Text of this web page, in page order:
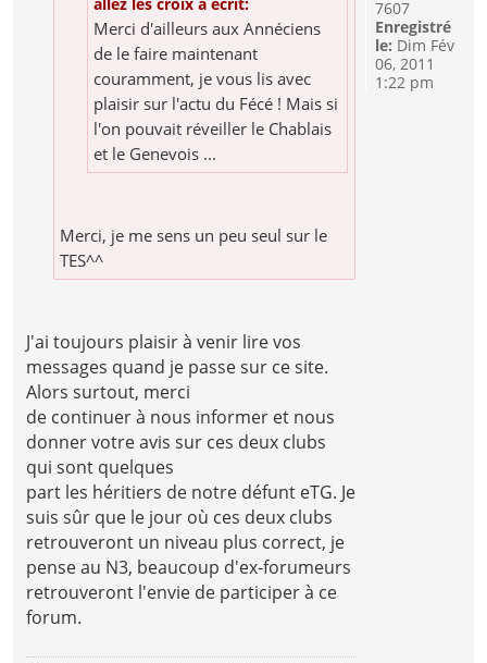
Merci d'ailleurs aux Annéciens
de le faire maintenant
couramment, je vous lis avec
plaisir sur l'actu du Fécé ! Mais si
l'on pouvait réveiller le Chablais
et le Genevois ...
Merci, je me sens un peu seul sur le
TES^^
J'ai toujours plaisir à venir lire vos
messages quand je passe sur ce site.
Alors surtout, merci
de continuer à nous informer et nous
donner votre avis sur ces deux clubs
qui sont quelques
part les héritiers de notre défunt eTG. Je
suis sûr que le jour où ces deux clubs
retrouveront un niveau plus correct, je
pense au N3, beaucoup d'ex-forumeurs
retrouveront l'envie de participer à ce
forum.
7607
Enregistré
le: Dim Fév
06, 2011
1:22 pm